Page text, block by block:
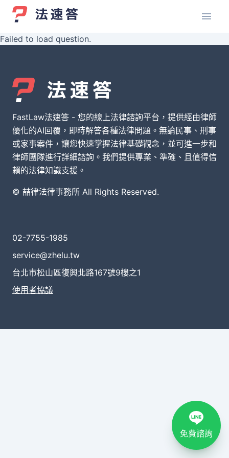
Failed to load question.
FastLaw法速答 - 您的線上法律諮詢平台，提供經由律師
優化的AI回覆，即時解答各種法律問題。無論民事、刑事
或家事案件，讓您快速掌握法律基礎觀念，並可進一步和
律師團隊進行詳細諮詢。我們提供專業、準確、且值得信
賴的法律知識支援。
© 喆律法律事務所 All Rights Reserved.
02-7755-1985
service@zhelu.tw
台北市松山區復興北路167號9樓之1
使用者協議
免費諮詢